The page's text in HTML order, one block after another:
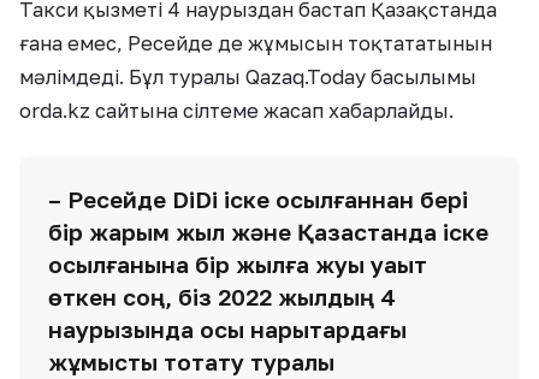
Такси қызметі 4 наурыздан бастап Қазақстанда
ғана емес, Ресейде де жұмысын тоқтататынын
мәлімдеді. Бұл туралы Qazaq.Today басылымы
orda.kz сайтына сілтеме жасап хабарлайды.
– Ресейде DiDi іске қосылғаннан бері
бір жарым жыл және Қазақстанда іске
қосылғанына бір жылға жуық уақыт
өткен соң, біз 2022 жылдың 4
наурызында осы нарықтардағы
жұмысты тоқтату туралы